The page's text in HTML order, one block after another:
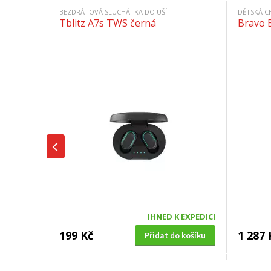
BEZDRÁTOVÁ SLUCHÁTKA DO UŠÍ
Tblitz A7s TWS černá
IHNED K EXPEDICI
199 Kč Přidat do košíku
DĚTSKÁ
Bravo
1 287